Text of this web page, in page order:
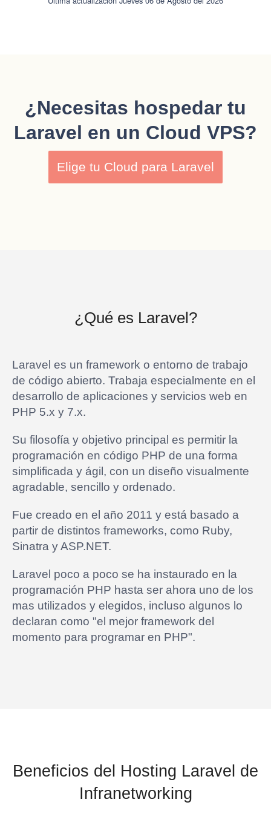
¿Necesitas hospedar tu
Laravel en un Cloud VPS?
Elige tu Cloud para Laravel
¿Qué es Laravel?
Laravel es un framework o entorno de trabajo
de código abierto. Trabaja especialmente en el
desarrollo de aplicaciones y servicios web en
PHP 5.x y 7.x.
Su filosofía y objetivo principal es permitir la
programación en código PHP de una forma
simplificada y ágil, con un diseño visualmente
agradable, sencillo y ordenado.
Fue creado en el año 2011 y está basado a
partir de distintos frameworks, como Ruby,
Sinatra y ASP.NET.
Laravel poco a poco se ha instaurado en la
programación PHP hasta ser ahora uno de los
mas utilizados y elegidos, incluso algunos lo
declaran como "el mejor framework del
momento para programar en PHP".
Beneficios del Hosting Laravel de
Infranetworking